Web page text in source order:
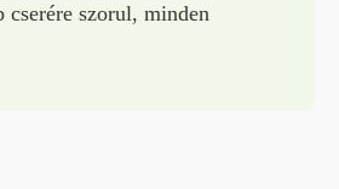
cserére szorul, minden